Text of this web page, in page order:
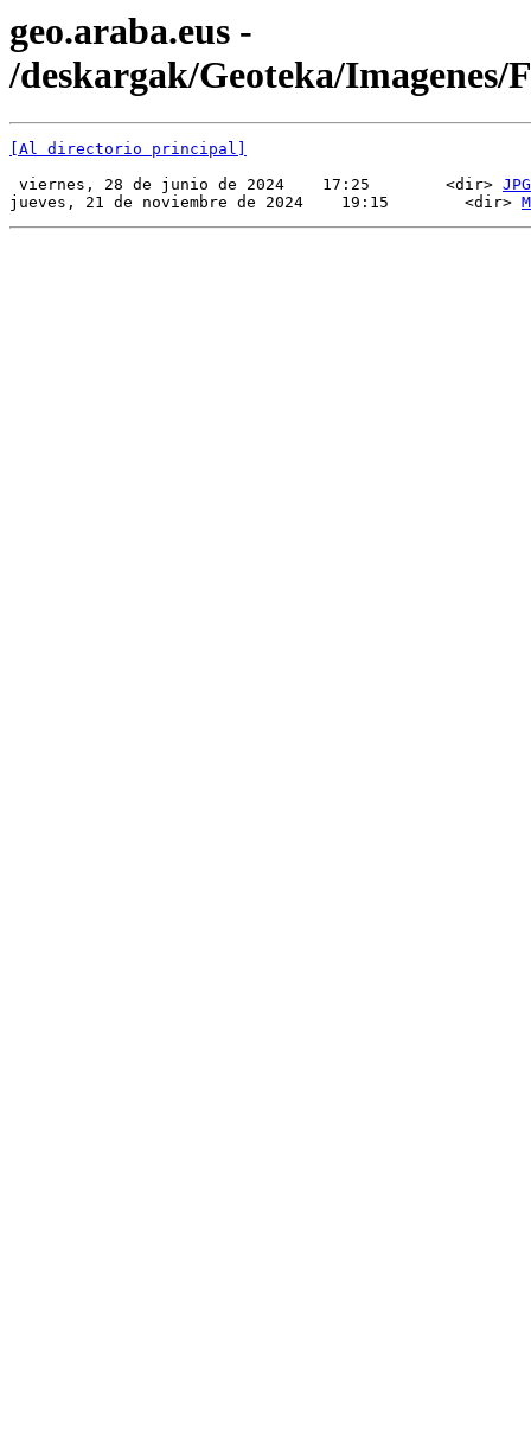
geo.araba.eus -
/deskargak/Geoteka/Imagenes/
[Al directorio principal]
viernes, 28 de junio de 2024    17:25        <dir> JPG
jueves, 21 de noviembre de 2024    19:15        <dir>